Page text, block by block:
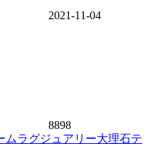
2021-11-04
8898